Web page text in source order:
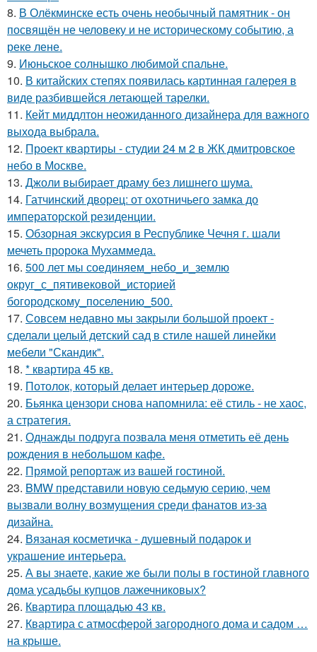
8. В Олёкминске есть очень необычный памятник - он
посвящён не человеку и не историческому событию, а
реке лене.
9. Июньское солнышко любимой спальне.
10. В китайских степях появилась картинная галерея в
виде разбившейся летающей тарелки.
11. Кейт миддлтон неожиданного дизайнера для важного
выхода выбрала.
12. Проект квартиры - студии 24 м 2 в ЖК дмитровское
небо в Москве.
13. Джоли выбирает драму без лишнего шума.
14. Гатчинский дворец: от охотничьего замка до
императорской резиденции.
15. Обзорная экскурсия в Республике Чечня г. шали
мечеть пророка Мухаммеда.
16. 500 лет мы соединяем_небо_и_землю
округ_с_пятивековой_историей
богородскому_поселению_500.
17. Совсем недавно мы закрыли большой проект -
сделали целый детский сад в стиле нашей линейки
мебели "Скандик".
18. * квартира 45 кв.
19. Потолок, который делает интерьер дороже.
20. Бьянка цензори снова напомнила: её стиль - не хаос,
а стратегия.
21. Однажды подруга позвала меня отметить её день
рождения в небольшом кафе.
22. Прямой репортаж из вашей гостиной.
23. BMW представили новую седьмую серию, чем
вызвали волну возмущения среди фанатов из-за
дизайна.
24. Вязаная косметичка - душевный подарок и
украшение интерьера.
25. А вы знаете, какие же были полы в гостиной главного
дома усадьбы купцов лажечниковых?
26. Квартира площадью 43 кв.
27. Квартира с атмосферой загородного дома и садом …
на крыше.